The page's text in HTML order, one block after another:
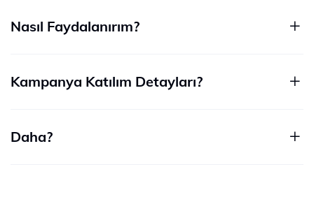
Nasıl Faydalanırım?
Kampanya Katılım Detayları?
Daha?